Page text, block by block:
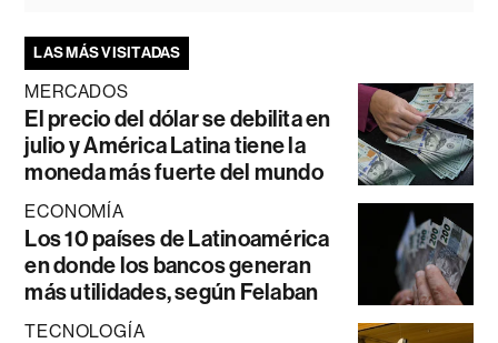
LAS MÁS VISITADAS
MERCADOS
El precio del dólar se debilita en
julio y América Latina tiene la
moneda más fuerte del mundo
ECONOMÍA
Los 10 países de Latinoamérica
en donde los bancos generan
más utilidades, según Felaban
TECNOLOGÍA